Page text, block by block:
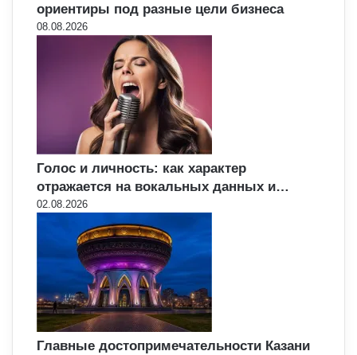
ориентиры под разные цели бизнеса
08.08.2026
Голос и личность: как характер
отражается на вокальных данных и…
02.08.2026
Главные достопримечательности Казани